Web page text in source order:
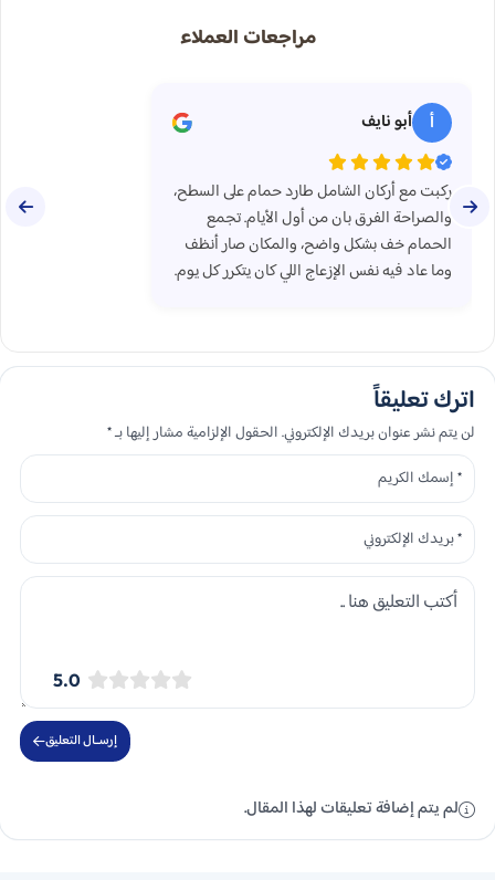
مراجعات العملاء
أ أبو نايف
ركبت مع أركان الشامل طارد حمام على السطح،
والصراحة الفرق بان من أول الأيام. تجمع
الحمام خف بشكل واضح، والمكان صار أنظف
وما عاد فيه نفس الإزعاج اللي كان يتكرر كل يوم.
اترك تعليقاً
لن يتم نشر عنوان بريدك الإلكتروني. الحقول الإلزامية مشار إليها بـ *
5.0
إرســال التعليق
لم يتم إضافة تعليقات لهذا المقال.